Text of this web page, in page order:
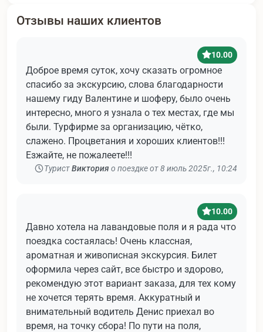
Отзывы наших клиентов
10.00
Доброе время суток, хочу сказать огромное
спасибо за экскурсию, слова благодарности
нашему гиду Валентине и шоферу, было очень
интересно, много я узнала о тех местах, где мы
были. Турфирме за организацию, чётко,
слажено. Процветания и хороших клиентов!!!
Езжайте, не пожалеете!!!
ТуристВиктория о поездке от 8 июль 2025г., 10:24
10.00
Давно хотела на лавандовые поля и я рада что
поездка состаялась! Очень классная,
ароматная и живописная экскурсия. Билет
оформила через сайт, все быстро и здорово,
рекомендую этот вариант заказа, для тех кому
не хочется терять время. Аккуратный и
внимательный водитель Денис приехал во
время, на точку сбора! По пути на поля,